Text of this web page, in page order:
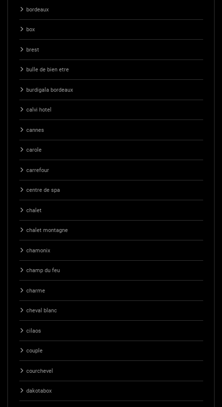
bordeaux
box
brest
bulle de bien etre
burdigala bordeaux
calvi hotel
cannes
carole
carrefour
centre de spa
chalet
chalet montagne
chamonix
champ du feu
charme
cheval blanc
cilaos
couple
courchevel
dakotabox